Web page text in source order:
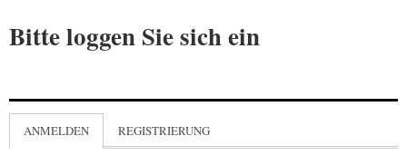
Bitte loggen Sie sich ein
ANMELDEN REGISTRIERUNG